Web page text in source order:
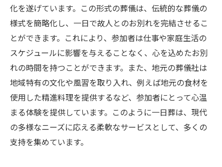
化を遂げています。この形式の葬儀は、伝統的な葬儀の
様式を簡略化し、一日で故人とのお別れを完結させるこ
とができます。これにより、参加者は仕事や家庭生活の
スケジュールに影響を与えることなく、心を込めたお別
れの時間を持つことができます。また、地元の葬儀社は
地域特有の文化や風習を取り入れ、例えば地元の食材を
使用した精進料理を提供するなど、参加者にとって心温
まる体験を提供しています。このように一日葬は、現代
の多様なニーズに応える柔軟なサービスとして、多くの
支持を集めています。